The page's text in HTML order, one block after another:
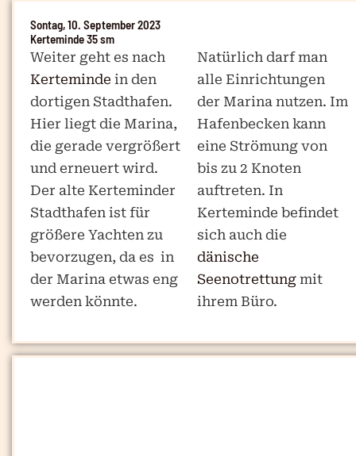
Sontag, 10. September 2023
Kerteminde 35 sm
Weiter geht es nach
Kerteminde in den
dortigen Stadthafen.
Hier liegt die Marina,
die gerade vergrößert
und erneuert wird.
Der alte Kerteminder
Stadthafen ist für
größere Yachten zu
bevorzugen, da es in
der Marina etwas eng
werden könnte.
Natürlich darf man
alle Einrichtungen
der Marina nutzen. Im
Hafenbecken kann
eine Strömung von
bis zu 2 Knoten
auftreten. In
Kerteminde befindet
sich auch die
dänische
Seenotrettungmit
ihrem Büro.